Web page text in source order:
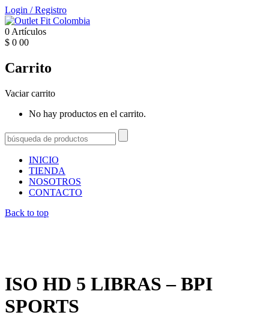
Login /Registro
0 Artículos
$ 0 00
Carrito
Vaciar carrito
No hay productos en el carrito.
INICIO
TIENDA
NOSOTROS
CONTACTO
Back to top
ISO HD 5 LIBRAS – BPI
SPORTS